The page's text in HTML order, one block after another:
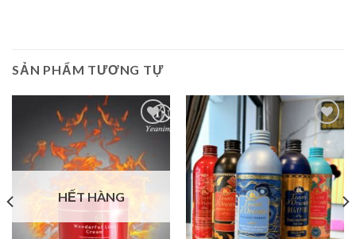
SẢN PHẨM TƯƠNG TỰ
Add to
HẾT HÀNG
Add to
Wishlist